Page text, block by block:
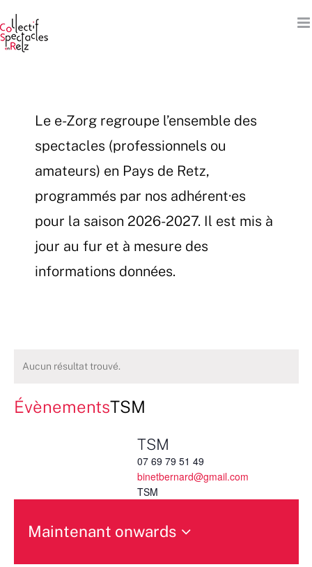
au
contenu
Le e-Zorg regroupe l’ensemble des
spectacles (professionnels ou
amateurs) en Pays de Retz,
programmés par nos adhérent·es
pour la saison 2026-2027. Il est mis à
jour au fur et à mesure des
informations données.
Aucun résultat trouvé.
ÉvènementsTSM
TSM
07 69 79 51 49
binetbernard@gmail.com
TSM
Maintenant onwards